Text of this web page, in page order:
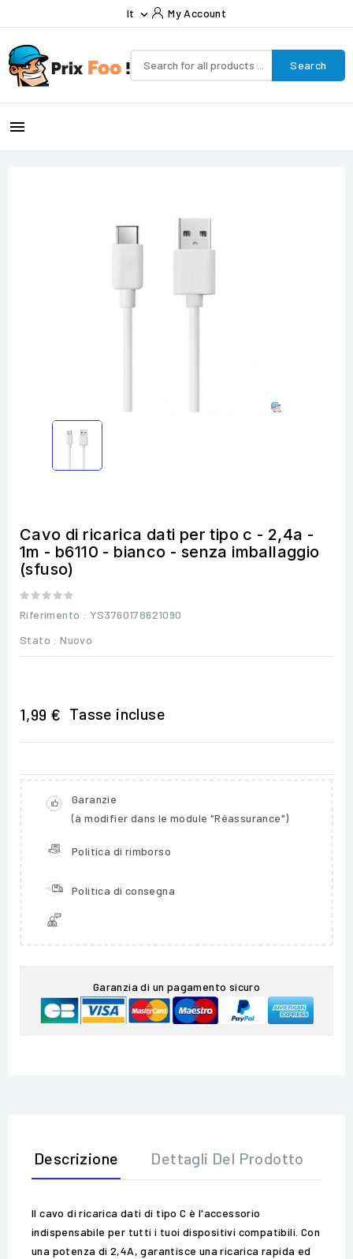
It  My Account
Search

Cavo di ricarica dati per tipo c - 2,4a -
1m - b6110 - bianco - senza imballaggio
(sfuso)
Riferimento : YS3760178621090
Stato : Nuovo
1,99 € Tasse incluse
Garanzie
(à modifier dans le module "Réassurance")
Politica di rimborso
Politica di consegna
Garanzia di un pagamento sicuro
Descrizione Dettagli Del Prodotto
Il cavo di ricarica dati di tipo C è l'accessorio
indispensabile per tutti i tuoi dispositivi compatibili. Con
una potenza di 2,4A, garantisce una ricarica rapida ed